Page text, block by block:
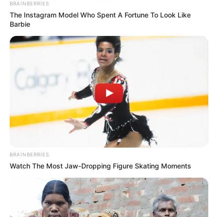
16:15 / 06 Avqust 2026 CƏMİYYƏT
Prezidentin təltif etdiyi Bəxtiyar
Aslanbəyli kimdir? -DOSYE
15:55 / 06 Avqust 2026 CƏMİYYƏT
Bərdədə açıq sahədə yanğın- VİDEO
BRAINBERRIES
The Instagram Model Who Spent A Fortune To Look Like
Barbie
BRAINBERRIES
Watch The Most Jaw‑Dropping Figure Skating Moments